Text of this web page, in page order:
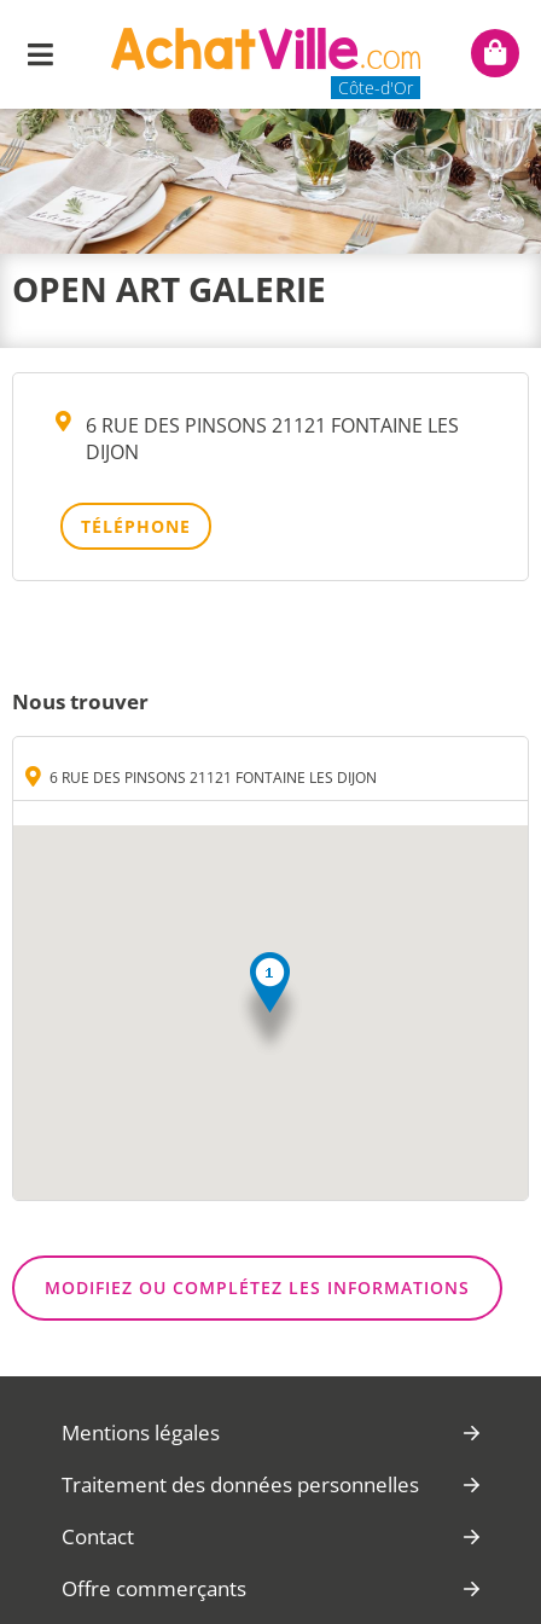
Menu
Côte-d'Or
Mon
OPEN ART GALERIE
6 RUE DES PINSONS 21121 FONTAINE LES
DIJON
TÉLÉPHONE
Nous trouver
6 RUE DES PINSONS 21121 FONTAINE LES DIJON
MODIFIEZ OU COMPLÉTEZ LES INFORMATIONS
Mentions légales
Traitement des données personnelles
Contact
Offre commerçants